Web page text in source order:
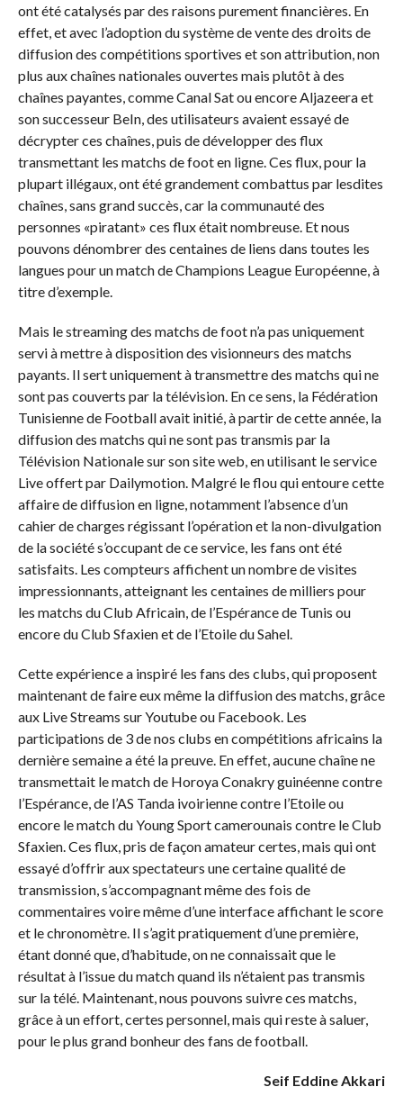
ont été catalysés par des raisons purement financières. En
effet, et avec l’adoption du système de vente des droits de
diffusion des compétitions sportives et son attribution, non
plus aux chaînes nationales ouvertes mais plutôt à des
chaînes payantes, comme Canal Sat ou encore Aljazeera et
son successeur BeIn, des utilisateurs avaient essayé de
décrypter ces chaînes, puis de développer des flux
transmettant les matchs de foot en ligne. Ces flux, pour la
plupart illégaux, ont été grandement combattus par lesdites
chaînes, sans grand succès, car la communauté des
personnes «piratant» ces flux était nombreuse. Et nous
pouvons dénombrer des centaines de liens dans toutes les
langues pour un match de Champions League Européenne, à
titre d’exemple.
Mais le streaming des matchs de foot n’a pas uniquement
servi à mettre à disposition des visionneurs des matchs
payants. Il sert uniquement à transmettre des matchs qui ne
sont pas couverts par la télévision. En ce sens, la Fédération
Tunisienne de Football avait initié, à partir de cette année, la
diffusion des matchs qui ne sont pas transmis par la
Télévision Nationale sur son site web, en utilisant le service
Live offert par Dailymotion. Malgré le flou qui entoure cette
affaire de diffusion en ligne, notamment l’absence d’un
cahier de charges régissant l’opération et la non-divulgation
de la société s’occupant de ce service, les fans ont été
satisfaits. Les compteurs affichent un nombre de visites
impressionnants, atteignant les centaines de milliers pour
les matchs du Club Africain, de l’Espérance de Tunis ou
encore du Club Sfaxien et de l’Etoile du Sahel.
Cette expérience a inspiré les fans des clubs, qui proposent
maintenant de faire eux même la diffusion des matchs, grâce
aux Live Streams sur Youtube ou Facebook. Les
participations de 3 de nos clubs en compétitions africains la
dernière semaine a été la preuve. En effet, aucune chaîne ne
transmettait le match de Horoya Conakry guinéenne contre
l’Espérance, de l’AS Tanda ivoirienne contre l’Etoile ou
encore le match du Young Sport camerounais contre le Club
Sfaxien. Ces flux, pris de façon amateur certes, mais qui ont
essayé d’offrir aux spectateurs une certaine qualité de
transmission, s’accompagnant même des fois de
commentaires voire même d’une interface affichant le score
et le chronomètre. Il s’agit pratiquement d’une première,
étant donné que, d’habitude, on ne connaissait que le
résultat à l’issue du match quand ils n’étaient pas transmis
sur la télé. Maintenant, nous pouvons suivre ces matchs,
grâce à un effort, certes personnel, mais qui reste à saluer,
pour le plus grand bonheur des fans de football.
Seif Eddine Akkari